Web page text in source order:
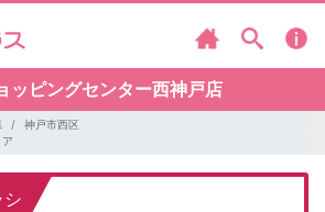
ッピングセンター西神戸店
神戸市西区